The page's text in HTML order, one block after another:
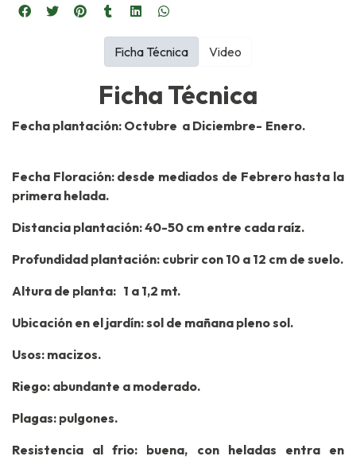
Ficha Técnica
Fecha plantación: Octubre a Diciembre- Enero.
Fecha Floración: desde mediados de Febrero hasta la
primera helada.
Distancia plantación: 40-50 cm entre cada raíz.
Profundidad plantación: cubrir con 10 a 12 cm de suelo.
Altura de planta: 1 a 1,2 mt.
Ubicación en el jardín: sol de mañana pleno sol.
Usos: macizos.
Riego: abundante a moderado.
Plagas: pulgones.
Resistencia al frio: buena, con heladas entra en
Ficha Técnica Video